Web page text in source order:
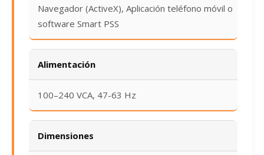
Navegador (ActiveX), Aplicación teléfono móvil o
software Smart PSS
Alimentación
100–240 VCA, 47-63 Hz
Dimensiones